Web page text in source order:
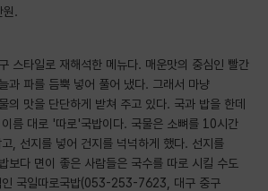
.
스타일로 재해석한 메뉴다. 매운맛의 중심인 빨간
과 파를 듬뿍 넣어 풀어 냈다. 그래서 마냥
의 맛을 단단하게 받쳐 주고 있다. 국과 밥을 한데
름 대로 '따로'국밥이다. 국물은 소뼈를 10시간
, 선지를 넣어 건지를 넉넉하게 했다. 선지를
보다 면이 좋은 사람들은 국수를 따로 시킬 수도
인 국일따로국밥(053-253-7623, 대구 중구